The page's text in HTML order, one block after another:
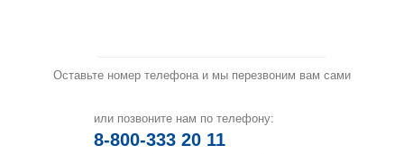
Оставьте номер телефона и мы перезвоним вам сами
или позвоните нам по телефону:
8-800-333 20 11